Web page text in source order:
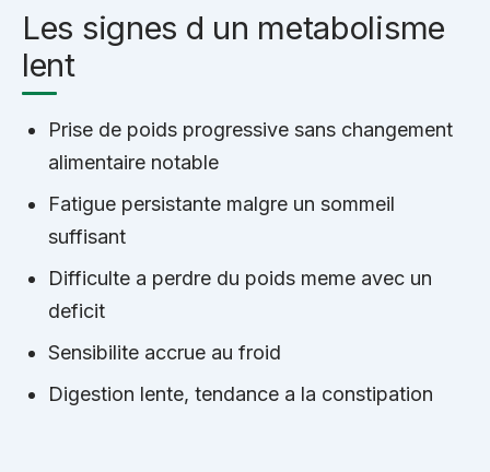
Les signes d un metabolisme
lent
Prise de poids progressive sans changement
alimentaire notable
Fatigue persistante malgre un sommeil
suffisant
Difficulte a perdre du poids meme avec un
deficit
Sensibilite accrue au froid
Digestion lente, tendance a la constipation